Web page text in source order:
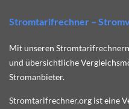
Stromtarifrechner –
Mit unseren
und übersichtliche
Stromanbieter.
Stromtarifrechner.org ist eine